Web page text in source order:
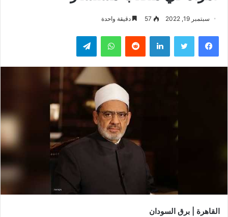
سبتمبر 19, 2022 57 دقيقة واحدة
فيسبوك تويتر لينكدإن واتساب تيلقرام
القاهرة | برق السودان